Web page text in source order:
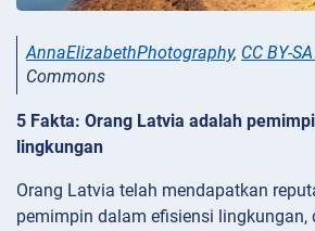
AnnaElizabethPhotography, CC BY-
Commons
5 Fakta: Orang Latvia adalah
lingkungan
Orang Latvia telah mendapatkan
pemimpin dalam efisiensi lingkungan,